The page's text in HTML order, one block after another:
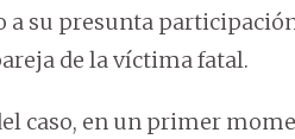
su presunta
de la víctima fatal.
caso, en un primer